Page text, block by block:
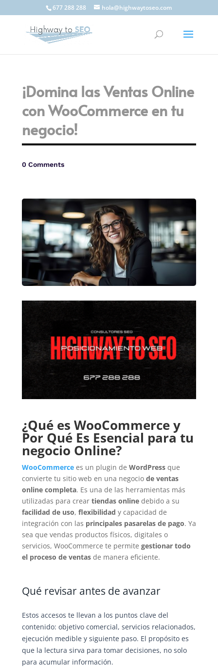
677 288 288 hola@highwaytoseo.com
¡Domina las Ventas Online
con WooCommerce en tu
negocio!
0 Comments
¿Qué es WooCommerce y
Por Qué Es Esencial para tu
negocio Online?
WooCommerce es un plugin de WordPressque
convierte tu sitio web en una negociode ventas
online completa. Es una de las herramientas más
utilizadas para crear tiendas onlinedebido a su
facilidad de uso, flexibilidad y capacidad de
integración con las principales pasarelas de pago. Ya
sea que vendas productos físicos, digitales o
servicios, WooCommerce te permite gestionar todo
el proceso de ventasde manera eficiente.
Qué revisar antes de avanzar
Estos accesos te llevan a los puntos clave del
contenido: objetivo comercial, servicios relacionados,
ejecución medible y siguiente paso. El propósito es
que la lectura sirva para tomar decisiones, no solo
para acumular información.